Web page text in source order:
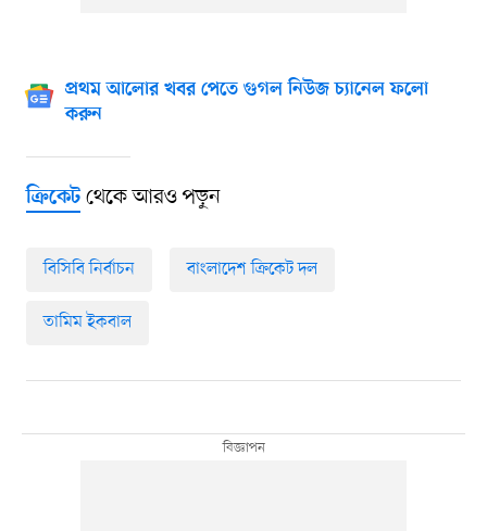
প্রথম আলোর খবর পেতে গুগল নিউজ চ্যানেল ফলো
করুন
ক্রিকেটথেকে আরও পড়ুন
বিসিবি নির্বাচন বাংলাদেশ ক্রিকেট দল
তামিম ইকবাল